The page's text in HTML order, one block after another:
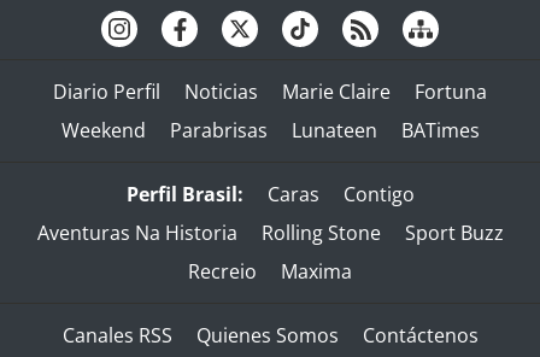
Diario Perfil Noticias Marie Claire
Fortuna
Weekend
Parabrisas Lunateen BATimes
Perfil Brasil: Caras
Contigo
Aventuras Na Historia
Rolling Stone
Sport Buzz
Recreio
Maxima
Canales RSS Quienes Somos Contáctenos